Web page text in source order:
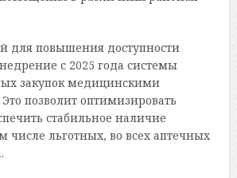
для повышения доступности
с 2025 года системы
закупок медицинскими
позволит оптимизировать
стабильное наличие
числе льготных, во всех аптечных